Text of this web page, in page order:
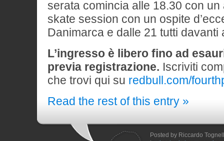
serata comincia alle 18.30 con
skate session con un ospite
Danimarca e dalle 21 tutti davanti
L’ingresso è libero fino ad
previa registrazione. Iscriviti
che trovi qui su redbull.com/
Read the rest of this entry »
Posted by Riccardo